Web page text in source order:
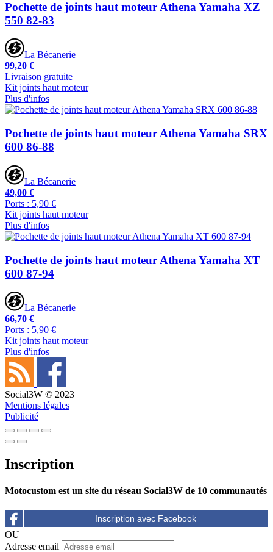
Pochette de joints haut moteur Athena Yamaha XZ
550 82-83
La Bécanerie
99,20 €
Livraison gratuite
Kit joints haut moteur
Plus d'infos
Pochette de joints haut moteur Athena Yamaha SRX
600 86-88
La Bécanerie
49,00 €
Ports : 5,90 €
Kit joints haut moteur
Plus d'infos
Pochette de joints haut moteur Athena Yamaha XT
600 87-94
La Bécanerie
66,70 €
Ports : 5,90 €
Kit joints haut moteur
Plus d'infos
Social3W © 2023
Mentions légales
Publicité
Inscription
Motocustom est un site du réseau Social3W de 10 communautés
OU
Adresse email